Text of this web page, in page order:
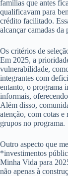
famílias que antes
qualificavam para
crédito facilitado.
alcançar camadas da
Os critérios de
Em 2025, a
vulnerabilidade,
integrantes com
entanto, o programa
informais,
Além disso,
atenção, com cotas e
grupos no programa.
Outro aspecto que
*investimentos
Minha Vida para
não apenas à